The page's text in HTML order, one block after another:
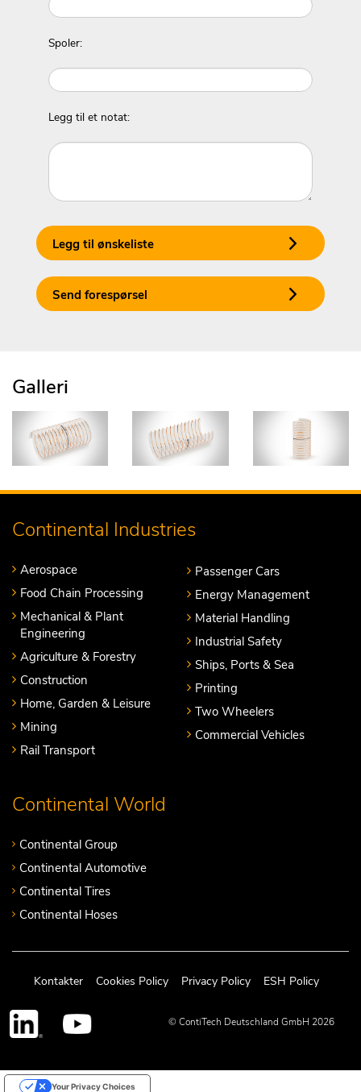
Spoler:
Legg til et notat:
Legg til ønskeliste
Send forespørsel
Galleri
Continental Industries
Aerospace
Food Chain Processing
Mechanical & Plant
Engineering
Agriculture & Forestry
Construction
Home, Garden & Leisure
Mining
Rail Transport
Passenger Cars
Energy Management
Material Handling
Industrial Safety
Ships, Ports & Sea
Printing
Two Wheelers
Commercial Vehicles
Continental World
Continental Group
Continental Automotive
Continental Tires
Continental Hoses
Kontakter Cookies Policy Privacy Policy ESH Policy
© ContiTech Deutschland GmbH 2026
Your Privacy Choices